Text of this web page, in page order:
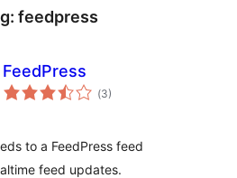
feedpress
FeedPress
(Totalt
antal
3)
to a FeedPress feed
feed updates.